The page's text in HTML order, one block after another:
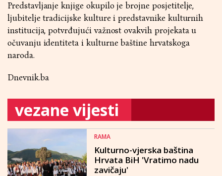
Predstavljanje knjige okupilo je brojne posjetitelje,
ljubitelje tradicijske kulture i predstavnike kulturnih
institucija, potvrđujući važnost ovakvih projekata u
očuvanju identiteta i kulturne baštine hrvatskoga
naroda.
Dnevnik.ba
vezane vijesti
RAMA
Kulturno-vjerska baština
Hrvata BiH 'Vratimo nadu
zavičaju'